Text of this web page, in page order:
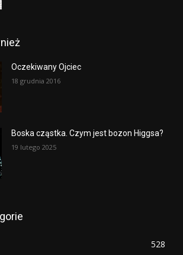
Oczekiwany Ojciec
18 grudnia 2016
Boska cząstka. Czym jest bozon Higgsa?
19 lutego 2025
528